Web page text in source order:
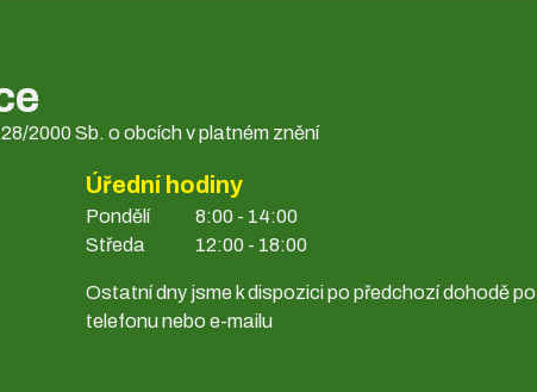
2000 Sb. o obcích v platném znění
Úřední hodiny
Pondělí
Středa
8:00 - 14:00
12:00 - 18:00
Ostatní dny jsme k dispozici po předchozí dohodě po
telefonu nebo e-mailu